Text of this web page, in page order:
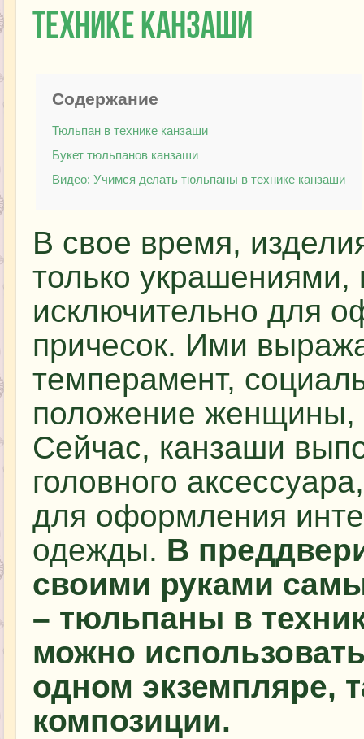
технике канзаши
Содержание
Тюльпан в технике канзаши
Букет тюльпанов канзаши
Видео: Учимся делать тюльпаны в технике канзаши
В свое время,
только украшениями,
исключительно для
причесок. Ими
темперамент,
положение женщины,
Сейчас, канзаши
головного
для оформления
одежды. В
своими руками
– тюльпаны в
можно
одном экземпляре,
композиции.